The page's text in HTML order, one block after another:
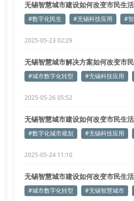
无锡智慧城市建设如何改变市民生
#数字化民生 #无锡科技应用 #
2025-05-23 02:29
无锡智慧城市解决方案如何改变市
#城市数字化转型 #无锡科技应用
2025-05-26 05:52
无锡智慧城市建设如何改变市民生
#数字化城市规划 #无锡科技应用
2025-05-24 11:10
无锡智慧城市建设如何改变市民生
#城市数字化转型 #无锡智慧城市